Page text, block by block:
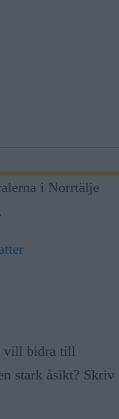
i Norrtälje
vill bidra till
stark åsikt? Skriv